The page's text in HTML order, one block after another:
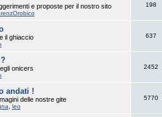
e proposte per il nostro sito 198
il ghiaccio 637
onicers 2452
andati !
delle nostre gite
leo
5770